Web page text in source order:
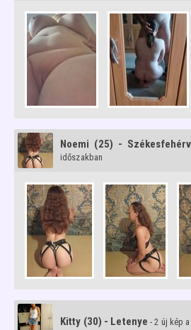
Noemi (25) -
időszakban
Kitty (30) - Letenye - 2 új kép